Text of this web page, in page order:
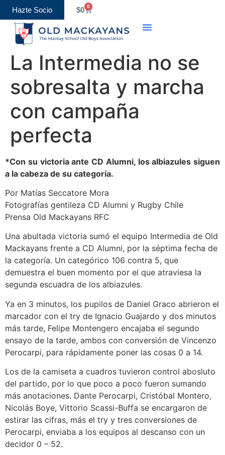
Hazte Socio $0 0
La Intermedia no se
sobresalta y marcha
con campaña
perfecta
*Con su victoria ante CD Alumni, los albiazules siguen
a la cabeza de su categoría.
Por Matías Seccatore Mora
Fotografías gentileza CD Alumni y Rugby Chile
Prensa Old Mackayans RFC
Una abultada victoria sumó el equipo Intermedia de Old
Mackayans frente a CD Alumni, por la séptima fecha de
la categoría. Un categórico 106 contra 5, que
demuestra el buen momento por el que atraviesa la
segunda escuadra de los albiazules.
Ya en 3 minutos, los pupilos de Daniel Graco abrieron el
marcador con el try de Ignacio Guajardo y dos minutos
más tarde, Felipe Montengero encajaba el segundo
ensayo de la tarde, ambos con conversión de Vincenzo
Perocarpi, para rápidamente poner las cosas 0 a 14.
Los de la camiseta a cuadros tuvieron control abosluto
del partido, por lo que poco a poco fueron sumando
más anotaciones. Dante Perocarpi, Cristóbal Montero,
Nicolás Boye, Vittorio Scassi-Buffa se encargaron de
estirar las cifras, más el try y tres conversiones de
Perocarpi, enviaba a los equipos al descanso con un
decidor 0 – 52.